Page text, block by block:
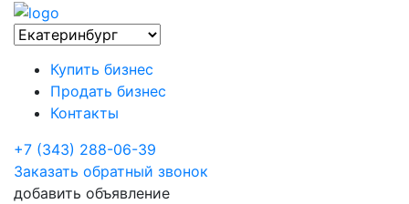
Купить бизнес
Продать бизнес
Контакты
+7 (343) 288-06-39
Заказать обратный звонок
добавить объявление